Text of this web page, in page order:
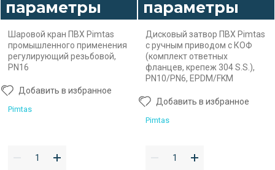
параметры
Шаровой кран ПВХ Pimtas
промышленного применения
регулирующий резьбовой,
PN16
Добавить в избранное
Pimtas
параметры
Дисковый затвор ПВХ Pimtas
с ручным приводом с КОФ
(комплект ответных
фланцев, крепеж 304 S.S.),
PN10/PN6, EPDM/FKM
Добавить в избранное
Pimtas